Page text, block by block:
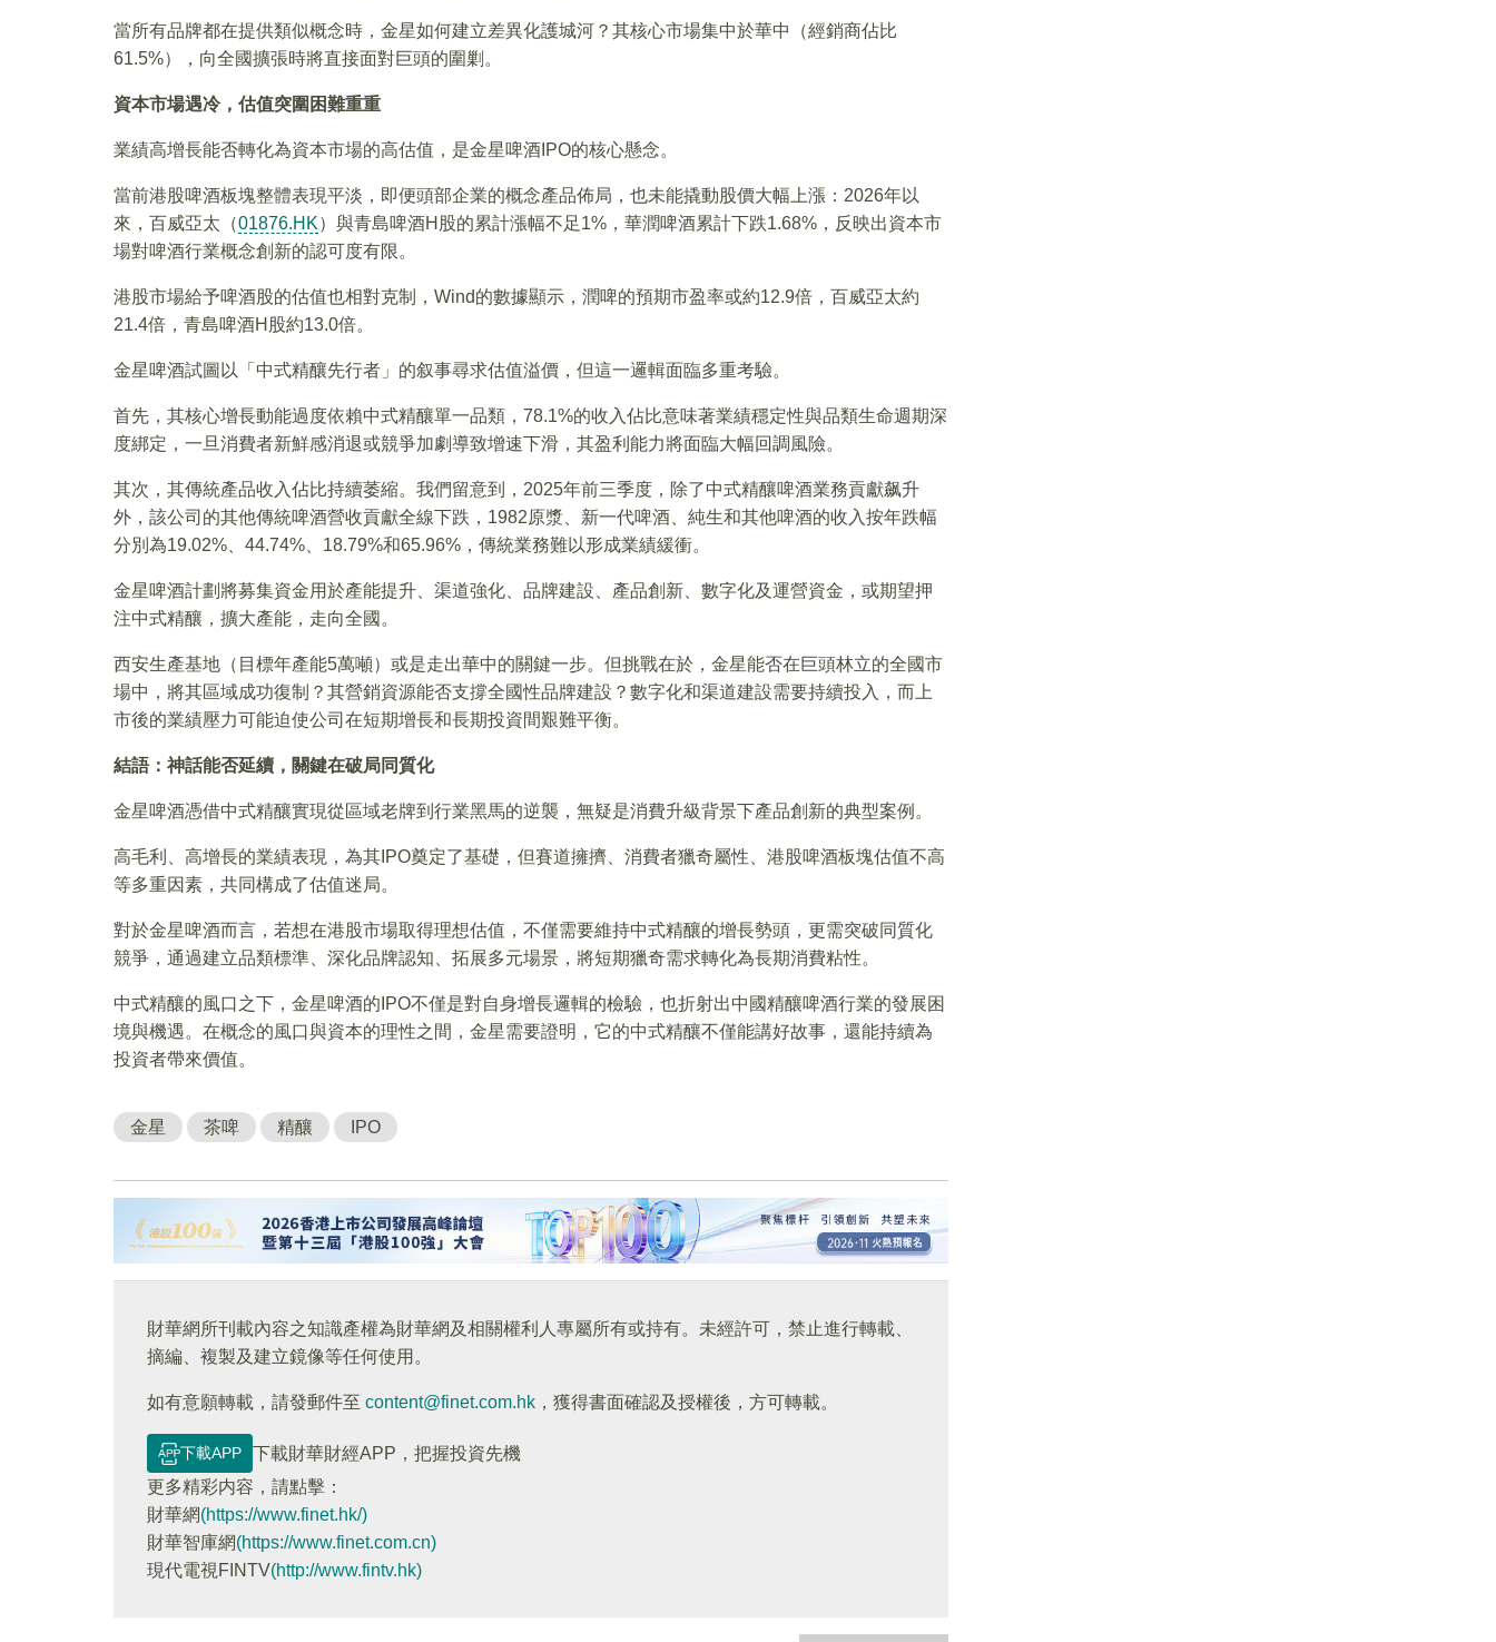
當所有品牌都在提供類似概念時，金星如何建立差異化護城河？其核心市場集中於華中（經銷商佔比
61.5%），向全國擴張時將直接面對巨頭的圍剿。
資本市場遇冷，估值突圍困難重重
業績高增長能否轉化為資本市場的高估值，是金星啤酒IPO的核心懸念。
當前港股啤酒板塊整體表現平淡，即便頭部企業的概念產品佈局，也未能撬動股價大幅上漲：2026年以
來，百威亞太（01876.HK）與青島啤酒H股的累計漲幅不足1%，華潤啤酒累計下跌1.68%，反映出資本市
場對啤酒行業概念創新的認可度有限。
港股市場給予啤酒股的估值也相對克制，Wind的數據顯示，潤啤的預期市盈率或約12.9倍，百威亞太約
21.4倍，青島啤酒H股約13.0倍。
金星啤酒試圖以「中式精釀先行者」的叙事尋求估值溢價，但這一邏輯面臨多重考驗。
首先，其核心增長動能過度依賴中式精釀單一品類，78.1%的收入佔比意味著業績穩定性與品類生命週期深
度綁定，一旦消費者新鮮感消退或競爭加劇導致增速下滑，其盈利能力將面臨大幅回調風險。
其次，其傳統產品收入佔比持續萎縮。我們留意到，2025年前三季度，除了中式精釀啤酒業務貢獻飙升
外，該公司的其他傳統啤酒營收貢獻全線下跌，1982原漿、新一代啤酒、純生和其他啤酒的收入按年跌幅
分別為19.02%、44.74%、18.79%和65.96%，傳統業務難以形成業績緩衝。
金星啤酒計劃將募集資金用於產能提升、渠道強化、品牌建設、產品創新、數字化及運營資金，或期望押
注中式精釀，擴大產能，走向全國。
西安生產基地（目標年產能5萬噸）或是走出華中的關鍵一步。但挑戰在於，金星能否在巨頭林立的全國市
場中，將其區域成功復制？其營銷資源能否支撐全國性品牌建設？數字化和渠道建設需要持續投入，而上
市後的業績壓力可能迫使公司在短期增長和長期投資間艱難平衡。
結語：神話能否延續，關鍵在破局同質化
金星啤酒憑借中式精釀實現從區域老牌到行業黑馬的逆襲，無疑是消費升級背景下產品創新的典型案例。
高毛利、高增長的業績表現，為其IPO奠定了基礎，但賽道擁擠、消費者獵奇屬性、港股啤酒板塊估值不高
等多重因素，共同構成了估值迷局。
對於金星啤酒而言，若想在港股市場取得理想估值，不僅需要維持中式精釀的增長勢頭，更需突破同質化
競爭，通過建立品類標準、深化品牌認知、拓展多元場景，將短期獵奇需求轉化為長期消費粘性。
中式精釀的風口之下，金星啤酒的IPO不僅是對自身增長邏輯的檢驗，也折射出中國精釀啤酒行業的發展困
境與機遇。在概念的風口與資本的理性之間，金星需要證明，它的中式精釀不僅能講好故事，還能持續為
投資者帶來價值。
金星 茶啤 精釀 IPO
財華網所刊載內容之知識產權為財華網及相關權利人專屬所有或持有。未經許可，禁止進行轉載、
摘編、複製及建立鏡像等任何使用。
如有意願轉載，請發郵件至 content@finet.com.hk ，獲得書面確認及授權後，方可轉載。
下載APP
下載財華財經APP，把握投資先機
更多精彩内容，請點擊：
財華網(https://www.finet.hk/)
財華智庫網(https://www.finet.com.cn)
現代電視FINTV(http://www.fintv.hk)